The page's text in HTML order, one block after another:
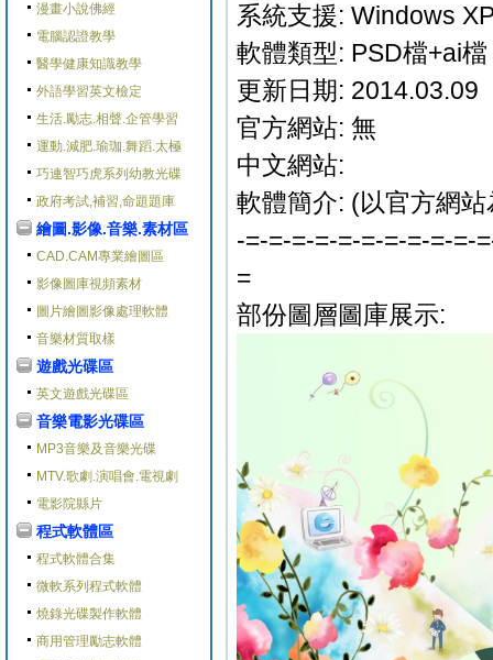
漫畫小說佛經
電腦認證教學
醫學健康知識教學
外語學習英文檢定
生活.勵志.相聲.企管學習
運動.減肥.瑜珈.舞蹈.太極
巧連智巧虎系列幼教光碟
政府考試,補習,命題題庫
繪圖.影像.音樂.素材區
CAD.CAM專業繪圖區
影像圖庫視頻素材
圖片繪圖影像處理軟體
音樂材質取樣
遊戲光碟區
英文遊戲光碟區
音樂電影光碟區
MP3音樂及音樂光碟
MTV.歌劇.演唱會.電視劇
電影院縣片
程式軟體區
程式軟體合集
微軟系列程式軟體
燒錄光碟製作軟體
商用管理勵志軟體
系統支援: Windows
軟體類型: PSD檔+ai檔
更新日期: 2014.03.09
官方網站: 無
中文網站:
軟體簡介: (以官方網站
-=-=-=-=-=-=-=-=-=-=-
=
部份圖層圖庫展示: